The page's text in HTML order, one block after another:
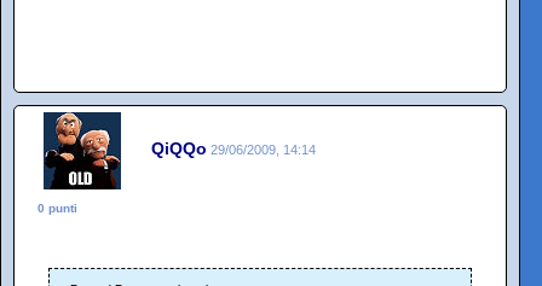
QiQQo 29/06/2009, 14:14
0 punti